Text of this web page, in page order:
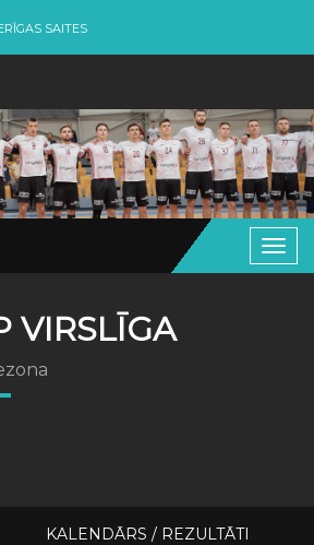
SAITES
VIRSLĪGA
KALENDĀRS / REZULTĀTI